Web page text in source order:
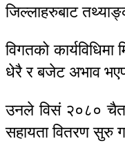
जिल्लाहरुबाट
विगतको
धेरै र बजेट अभाव
उनले विसं २०८०
सहायता वितरण सुरु